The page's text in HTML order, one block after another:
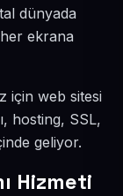
dünyada
ekrana
için web sitesi
hosting, SSL,
geliyor.
Hizmeti